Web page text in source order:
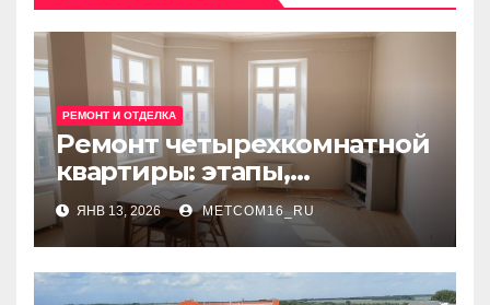
РЕМОНТ И ОТДЕЛКА
Ремонт четырехкомнатной
квартиры: этапы,
планирование и расчёт
стоимости
ЯНВ 13, 2026 METCOM16_RU